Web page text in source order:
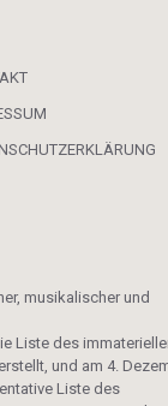
musikalischer und
Liste des
und am 4.
Liste des